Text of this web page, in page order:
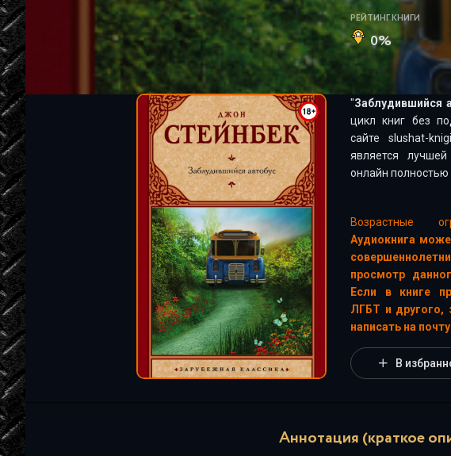
РЕЙТИНГ КНИГИ
0%
"Заблудившийся
цикл книг без
сайте slushat-
является
онлайн полностью
Возрастные
Аудиокнига
просмотр
Если в книге
ЛГБТ и другого,
написать на
В
Аннотация (краткое